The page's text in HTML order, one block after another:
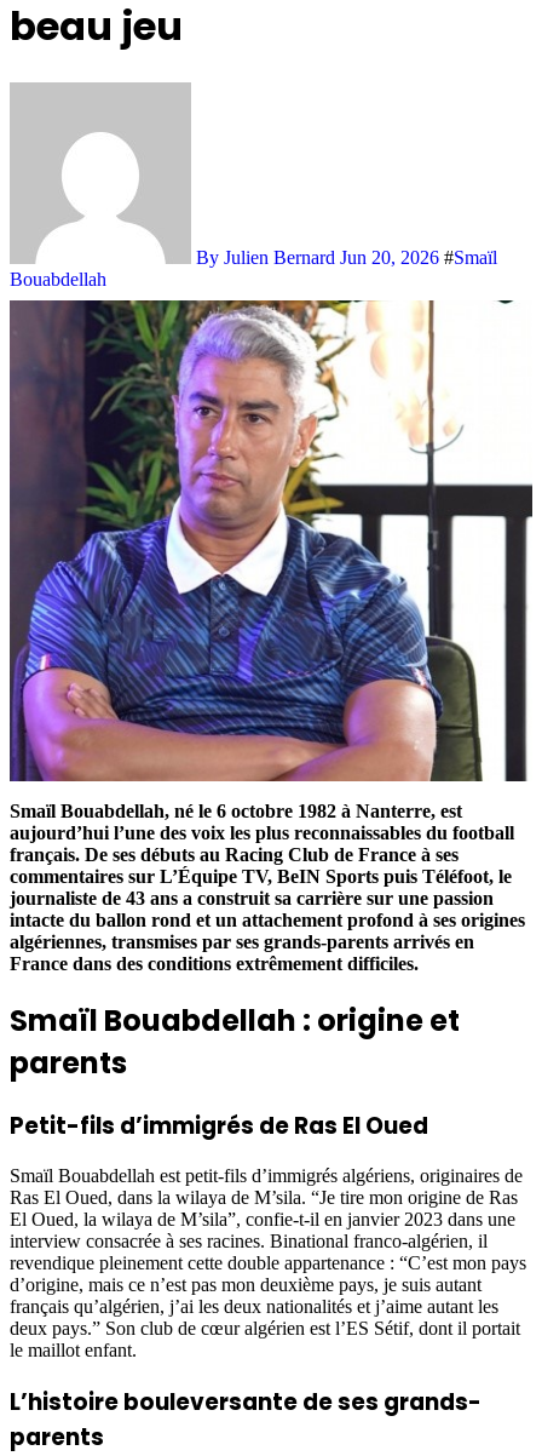
beau jeu
By Julien Bernard Jun 20, 2026 #Smaïl
Bouabdellah
Smaïl Bouabdellah, né le 6 octobre 1982 à Nanterre, est
aujourd’hui l’une des voix les plus reconnaissables du football
français. De ses débuts au Racing Club de France à ses
commentaires sur L’Équipe TV, BeIN Sports puis Téléfoot, le
journaliste de 43 ans a construit sa carrière sur une passion
intacte du ballon rond et un attachement profond à ses origines
algériennes, transmises par ses grands-parents arrivés en
France dans des conditions extrêmement difficiles.
Smaïl Bouabdellah : origine et
parents
Petit-fils d’immigrés de Ras El Oued
Smaïl Bouabdellah est petit-fils d’immigrés algériens, originaires de
Ras El Oued, dans la wilaya de M’sila. “Je tire mon origine de Ras
El Oued, la wilaya de M’sila”, confie-t-il en janvier 2023 dans une
interview consacrée à ses racines. Binational franco-algérien, il
revendique pleinement cette double appartenance : “C’est mon pays
d’origine, mais ce n’est pas mon deuxième pays, je suis autant
français qu’algérien, j’ai les deux nationalités et j’aime autant les
deux pays.” Son club de cœur algérien est l’ES Sétif, dont il portait
le maillot enfant.
L’histoire bouleversante de ses grands-
parents